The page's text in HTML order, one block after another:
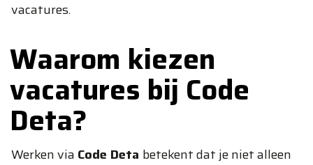
vacatures.
Waarom kiezen
vacatures bij Code
Deta?
Werken via Code Deta betekent dat je niet alleen